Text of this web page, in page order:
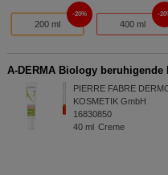
200 ml
20%
400 ml
A-DERMA Biology
PIERRE FABRE
KOSMETIK GmbH
16830850
40 ml Creme